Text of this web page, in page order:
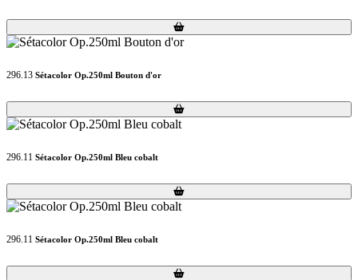
Loading...
Loading...
296.13 Sétacolor Op.250ml Bouton d'or
Loading...
Loading...
296.11 Sétacolor Op.250ml Bleu cobalt
Loading...
Loading...
296.11 Sétacolor Op.250ml Bleu cobalt
Loading...
Loading...